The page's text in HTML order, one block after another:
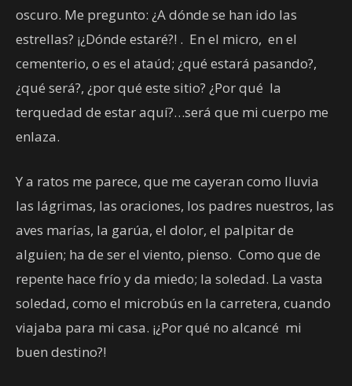
oscuro. Me pregunto: ¿A dónde se han ido las
estrellas? ¡¿Dónde estaré?! . En el micro, en el
cementerio, o es el ataúd; ¿qué estará pasando?,
¿qué será?, ¿por qué este sitio? ¿Por qué la
terquedad de estar aquí?…será que mi cuerpo me
enlaza.
Y a ratos me parece, que me cayeran como lluvia
las lágrimas, las oraciones, los padres nuestros, las
aves marías, la garúa, el dolor, el palpitar de
alguien; ha de ser el viento, pienso. Como que de
repente hace frío y da miedo; la soledad. La vasta
soledad, como el microbús en la carretera, cuando
viajaba para mi casa. ¡¿Por qué no alcancé mi
buen destino?!